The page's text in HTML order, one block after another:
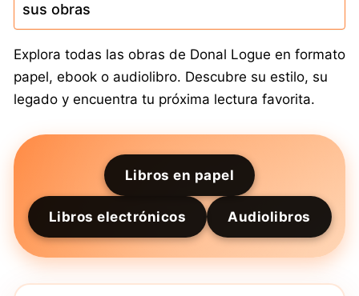
sus obras
Explora todas las obras de Donal Logue en formato
papel, ebook o audiolibro. Descubre su estilo, su
legado y encuentra tu próxima lectura favorita.
Libros en papel
Libros electrónicos Audiolibros